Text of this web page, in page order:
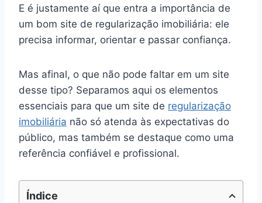
E é justamente aí que entra a importância de
um bom site de regularização imobiliária: ele
precisa informar, orientar e passar confiança.
Mas afinal, o que não pode faltar em um site
desse tipo? Separamos aqui os elementos
essenciais para que um site de regularização
imobiliária não só atenda às expectativas do
público, mas também se destaque como uma
referência confiável e profissional.
Índice